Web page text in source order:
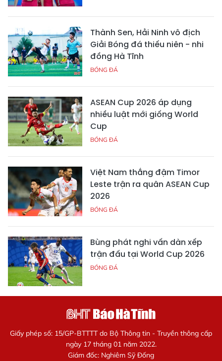
Thành Sen, Hải Ninh vô địch
Giải Bóng đá thiếu niên - nhi
đồng Hà Tĩnh
BÓNG ĐÁ
ASEAN Cup 2026 áp dụng
nhiều luật mới giống World
Cup
BÓNG ĐÁ
Việt Nam thắng đậm Timor
Leste trận ra quân ASEAN Cup
2026
BÓNG ĐÁ
Bùng phát nghi vấn dàn xếp
trận đấu tại World Cup 2026
BÓNG ĐÁ
Giấy phép số: 15/GP-BTTTT do Bộ Thông tin - Truyền thông cấp
ngày 17 tháng 01 năm 2022.
Giám đốc: Nghiêm Sỹ Đống